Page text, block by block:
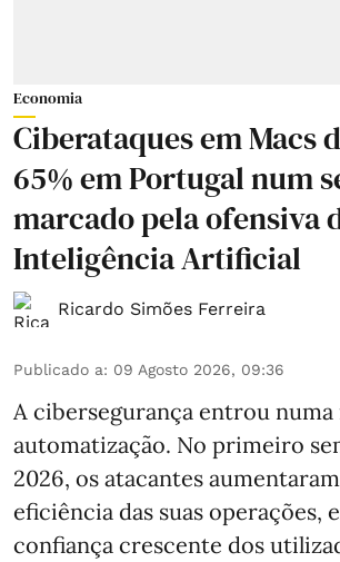
Economia
Ciberataques em Macs
65% em Portugal num
marcado pela ofensiva
Inteligência Artificial
Ricardo Simões Ferreira
Publicado a: 09 Agosto 2026, 09:36
A cibersegurança entrou numa
automatização. No primeiro
2026, os atacantes aumentaram
eficiência das suas operações,
confiança crescente dos